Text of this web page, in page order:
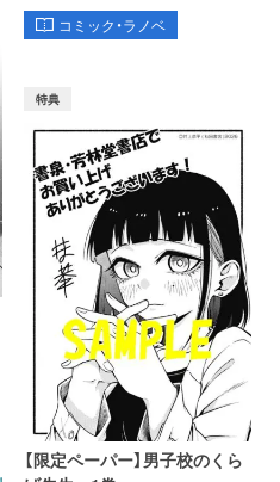
コミック・ラノベ
特典
【限定ペーパー】男子校のくら